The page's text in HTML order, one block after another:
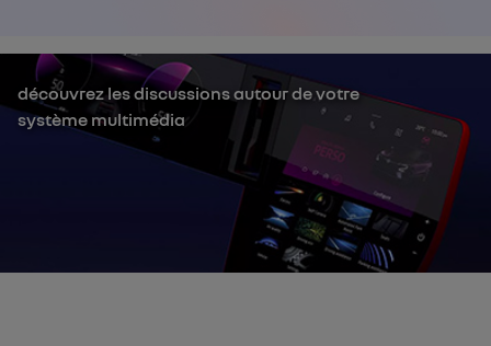
découvrez les discussions autour de votre
système multimédia